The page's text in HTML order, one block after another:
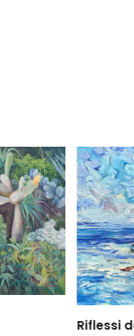
Riflessi